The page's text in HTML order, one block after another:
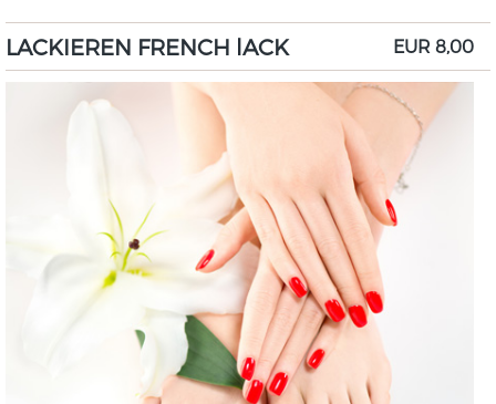
LACKIEREN FRENCH lACK EUR 8,00